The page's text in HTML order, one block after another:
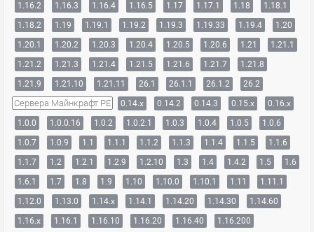
1.16.2
1.16.3 1.16.4 1.16.5 1.17 1.17.1 1.18
1.18.1
1.18.2
1.19 1.19.1 1.19.2 1.19.3 1.19.33 1.19.4
1.20
1.20.1
1.20.2 1.20.3 1.20.4 1.20.5 1.20.6 1.21
1.21.1
1.21.2
1.21.3 1.21.4 1.21.5 1.21.6 1.21.7
1.21.8
1.21.9
1.21.10 1.21.11 26.1 26.1.1 26.1.2 26.2
Сервера Майнкрафт PE 0.14.x 0.14.2 0.14.3 0.15.x
0.16.x
1.0.0
1.0.0.16 1.0.2 1.0.2.1 1.0.3 1.0.4 1.0.5
1.0.6
1.0.7
1.0.9 1.1 1.1.1 1.1.2 1.1.3 1.1.4 1.1.5
1.1.6
1.1.7
1.2 1.2.1 1.2.9 1.2.10 1.3 1.4 1.4.2 1.5
1.6
1.6.1
1.7 1.8 1.9 1.10 1.10.0 1.10.1 1.11
1.11.1
1.12.0
1.13.0 1.14.x 1.14.1 1.14.20 1.14.30
1.14.60
1.16.x
1.16.1 1.16.10 1.16.20 1.16.40
1.16.200